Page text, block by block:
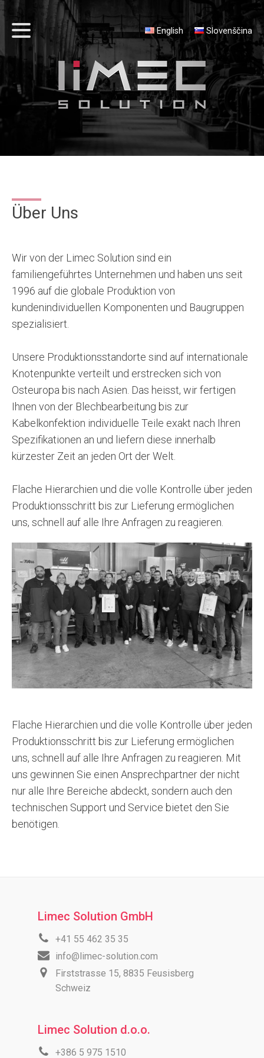
English Slovenščina
Über Uns
Wir von der Limec Solution sind ein
familiengeführtes Unternehmen und haben uns seit
1996 auf die globale Produktion von
kundenindividuellen Komponenten und Baugruppen
spezialisiert.
Unsere Produktionsstandorte sind auf internationale
Knotenpunkte verteilt und erstrecken sich von
Osteuropa bis nach Asien. Das heisst, wir fertigen
Ihnen von der Blechbearbeitung bis zur
Kabelkonfektion individuelle Teile exakt nach Ihren
Spezifikationen an und liefern diese innerhalb
kürzester Zeit an jeden Ort der Welt.
Flache Hierarchien und die volle Kontrolle über jeden
Produktionsschritt bis zur Lieferung ermöglichen
uns, schnell auf alle Ihre Anfragen zu reagieren.
Flache Hierarchien und die volle Kontrolle über jeden
Produktionsschritt bis zur Lieferung ermöglichen
uns, schnell auf alle Ihre Anfragen zu reagieren. Mit
uns gewinnen Sie einen Ansprechpartner der nicht
nur alle Ihre Bereiche abdeckt, sondern auch den
technischen Support und Service bietet den Sie
benötigen.
Limec Solution GmbH
+41 55 462 35 35
info@limec-solution.com
Firststrasse 15, 8835 Feusisberg
Schweiz
Limec Solution d.o.o.
+386 5 975 1510